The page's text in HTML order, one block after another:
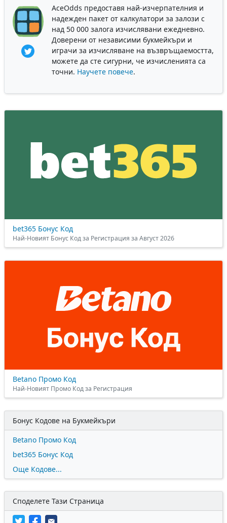
AceOdds предоставя най-изчерпателния и
надежден пакет от калкулатори за залози с
над 50 000 залога изчислявани ежедневно.
Доверени от независими букмейкъри и
играчи за изчисляване на възвръщаемостта,
можете да сте сигурни, че изчисленията са
точни. Научете повече.
bet365 Бонус Код
Най-Новият Бонус Код за Регистрация за Август 2026
Betano Промо Код
Най-Новият Промо Код за Регистрация
Бонус Кодове на Букмейкъри
Betano Промо Код
bet365 Бонус Код
Още Кодове...
Споделете Тази Страница